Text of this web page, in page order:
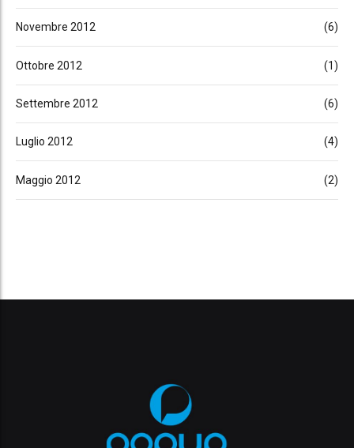
Novembre 2012 (6)
Ottobre 2012 (1)
Settembre 2012 (6)
Luglio 2012 (4)
Maggio 2012 (2)